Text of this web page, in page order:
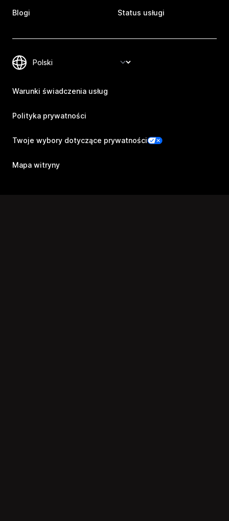
Blogi Status usługi
Warunki świadczenia usług
Polityka prywatności
Twoje wybory dotyczące prywatności
Mapa witryny